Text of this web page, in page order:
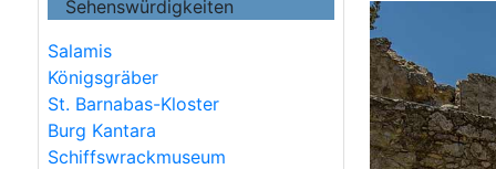
Sehenswürdigkeiten
Salamis
Königsgräber
St. Barnabas-Kloster
Burg Kantara
Schiffswrackmuseum